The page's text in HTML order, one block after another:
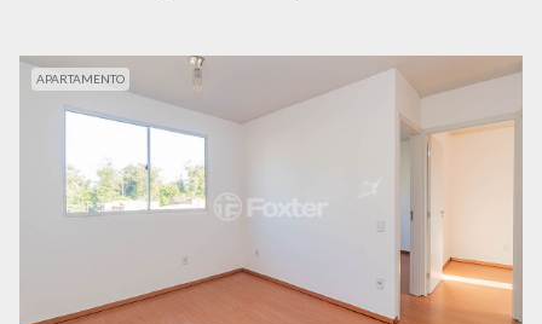
APARTAMENTO